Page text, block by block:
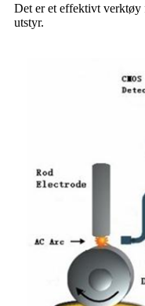
Det er et effektivt
utstyr.